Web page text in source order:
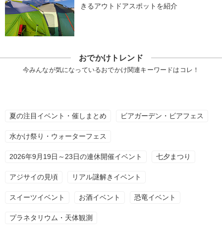
きるアウトドアスポットを紹介
おでかけトレンド
今みんなが気になっているおでかけ関連キーワードはコレ！
夏の注目イベント・催しまとめ ビアガーデン・ビアフェス
水かけ祭り・ウォーターフェス
2026年9月19日～23日の連休開催イベント 七夕まつり
アジサイの見頃 リアル謎解きイベント
スイーツイベント お酒イベント 恐竜イベント
プラネタリウム・天体観測